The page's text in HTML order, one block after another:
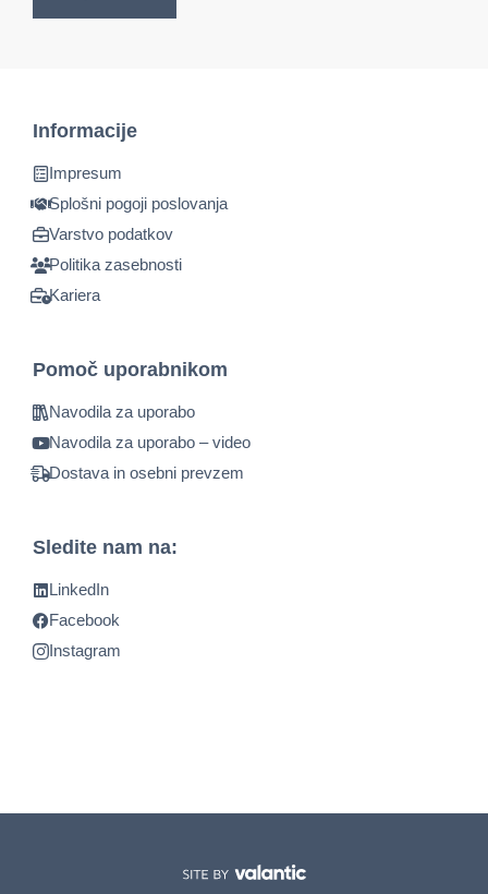
Informacije
Impresum
Splošni pogoji poslovanja
Varstvo podatkov
Politika zasebnosti
Kariera
Pomoč uporabnikom
Navodila za uporabo
Navodila za uporabo – video
Dostava in osebni prevzem
Sledite nam na:
LinkedIn
Facebook
Instagram